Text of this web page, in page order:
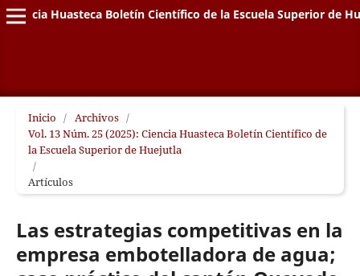
Ciencia Huasteca Boletín Científico de la Escuela Superior de
Inicio / Archivos /
Vol. 13 Núm. 25 (2025): Ciencia Huasteca Boletín Científico de
la Escuela Superior de Huejutla
/
Artículos
Las estrategias competitivas en la
empresa embotelladora de agua;